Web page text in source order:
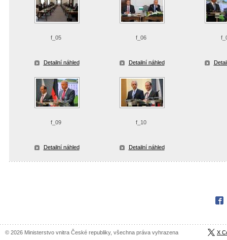
f_05
Detailní náhled
f_06
Detailní náhled
f_09
Detailní náhled
f_10
Detailní náhled
© 2026 Ministerstvo vnitra České republiky, všechna práva vyhrazena X